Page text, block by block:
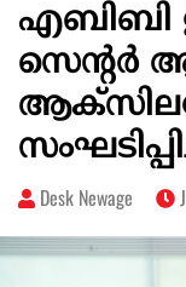
എബിബി
സെന്റർ
Desk Newage